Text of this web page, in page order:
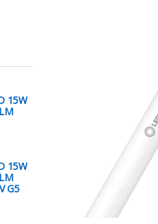
15W
15W
G5